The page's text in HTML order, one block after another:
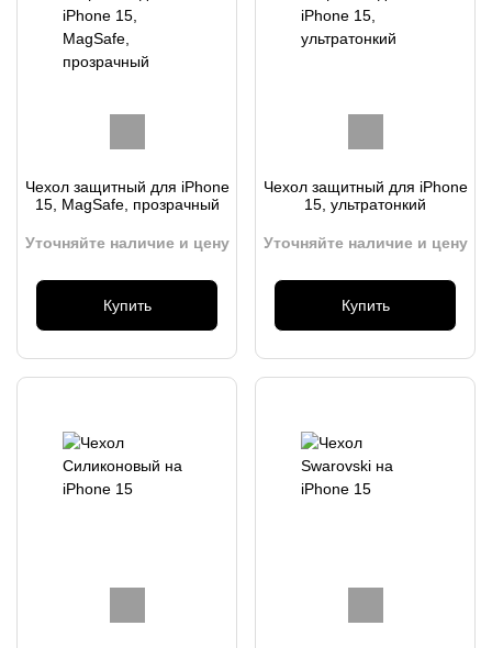
Чехол защитный для iPhone
15, MagSafe, прозрачный
Уточняйте наличие и цену
Купить
Чехол защитный для iPhone
15, ультратонкий
Уточняйте наличие и цену
Купить